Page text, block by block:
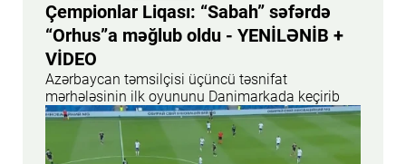
Çempionlar Liqası: “Sabah” səfərdə
“Orhus”a məğlub oldu - YENİLƏNİB +
VİDEO
Azərbaycan təmsilçisi üçüncü təsnifat
mərhələsinin ilk oyununu Danimarkada keçirib